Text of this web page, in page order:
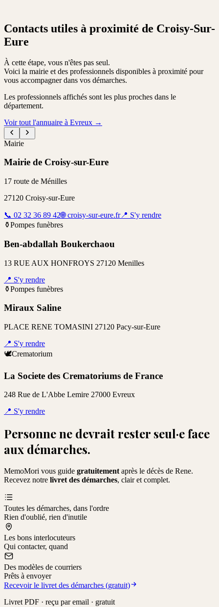
Contacts utiles à proximité de Croisy-Sur-
Eure
À cette étape, vous n'êtes pas seul.
Voici la mairie et des professionnels disponibles à proximité pour
vous accompagner dans vos démarches.
Les professionnels affichés sont les plus proches dans le
département.
Voir tout l'annuaire à Evreux →
Mairie
Mairie de Croisy-sur-Eure
17 route de Ménilles
27120 Croisy-sur-Eure
📞 02 32 36 89 42🌐 croisy-sur-eure.fr📍 S'y rendre
⚱️Pompes funèbres
Ben-abdallah Boukerchaou
13 RUE AUX HONFROYS 27120 Menilles
📍 S'y rendre
⚱️Pompes funèbres
Miraux Saline
PLACE RENE TOMASINI 27120 Pacy-sur-Eure
📍 S'y rendre
🕊️Crematorium
La Societe des Crematoriums de France
248 Rue de L'Abbe Lemire 27000 Evreux
📍 S'y rendre
Personne ne devrait rester seul·e face
aux démarches.
MemoMori vous guide gratuitement après le décès de Rene.
Recevez notre livret des démarches, clair et complet.
Toutes les démarches, dans l'ordre
Rien d'oublié, rien d'inutile
Les bons interlocuteurs
Qui contacter, quand
Des modèles de courriers
Prêts à envoyer
Recevoir le livret des démarches (gratuit)
Livret PDF · reçu par email · gratuit